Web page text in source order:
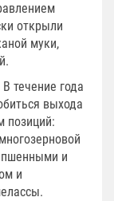
открыли
муки,
течение года
выхода
позиций:
пшенными и
и